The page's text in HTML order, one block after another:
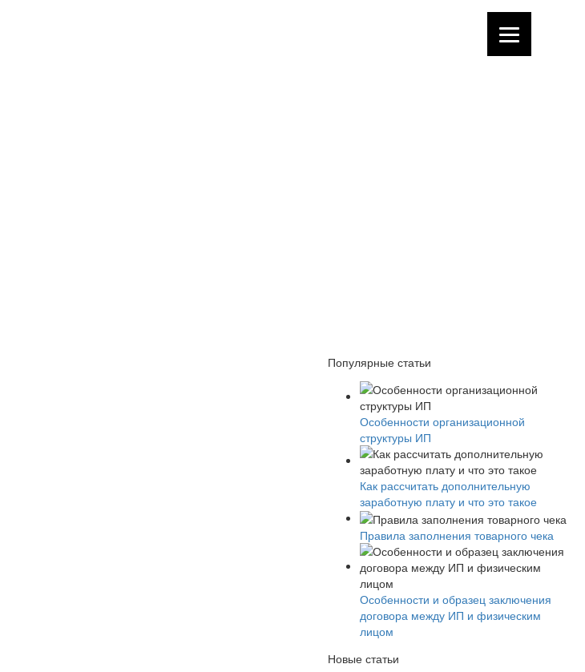
Популярные статьи
Особенности организационной
структуры ИП
Как рассчитать дополнительную
заработную плату и что это такое
Правила заполнения товарного чека
Особенности и образец заключения
договора между ИП и физическим
лицом
Новые статьи